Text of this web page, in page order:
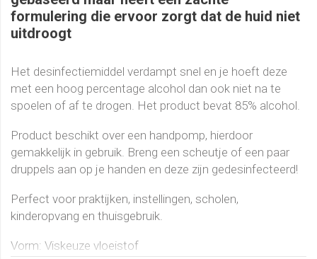
formulering die ervoor zorgt dat de huid niet
uitdroogt
Het desinfectiemiddel verdampt snel en je hoeft deze
met een hoog percentage alcohol dan ook niet na te
spoelen of af te drogen. Het product bevat 85% alcohol.
Product beschikt over een handpomp, hierdoor
gemakkelijk in gebruik. Breng een scheutje of een paar
druppels aan op je handen en deze zijn gedesinfecteerd!
Perfect voor praktijken, instellingen, scholen,
kinderopvang en thuisgebruik.
Vorm: Viskeuze vloeistof